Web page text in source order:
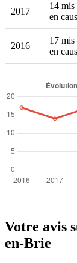
2017
14 mis
en
2016
17 mis
en
Votre avis
en-Brie